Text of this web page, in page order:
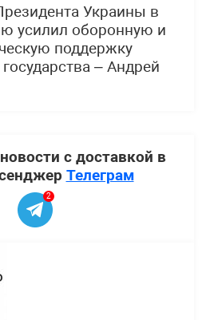
Украины в
усилил оборонную и
поддержку
– Андрей
с доставкой в
Телеграм
2